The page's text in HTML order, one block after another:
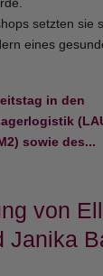
setzten sie
eines
in den
sowie des...
von
Janika